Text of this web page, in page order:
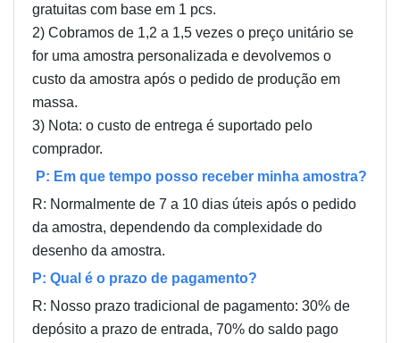
gratuitas com base em 1 pcs.
2) Cobramos de 1,2 a 1,5 vezes o preço unitário se
for uma amostra personalizada e devolvemos o
custo da amostra após o pedido de produção em
massa.
3) Nota: o custo de entrega é suportado pelo
comprador.
P: Em que tempo posso receber minha amostra?
R: Normalmente de 7 a 10 dias úteis após o pedido
da amostra, dependendo da complexidade do
desenho da amostra.
P: Qual é o prazo de pagamento?
R: Nosso prazo tradicional de pagamento: 30% de
depósito a prazo de entrada, 70% do saldo pago